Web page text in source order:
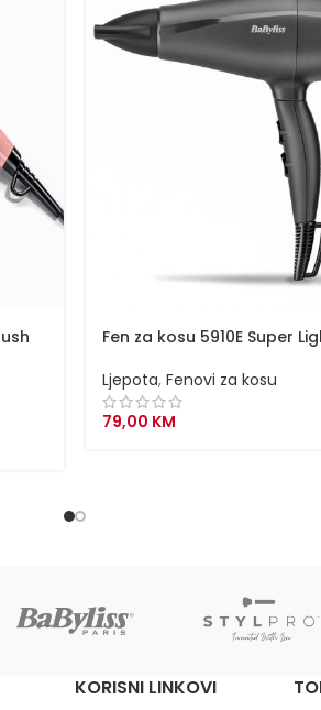
Fen za kosu 5910E Super
Ljepota, Fenovi za kosu
79,00 KM
KORISNI LINKOVI